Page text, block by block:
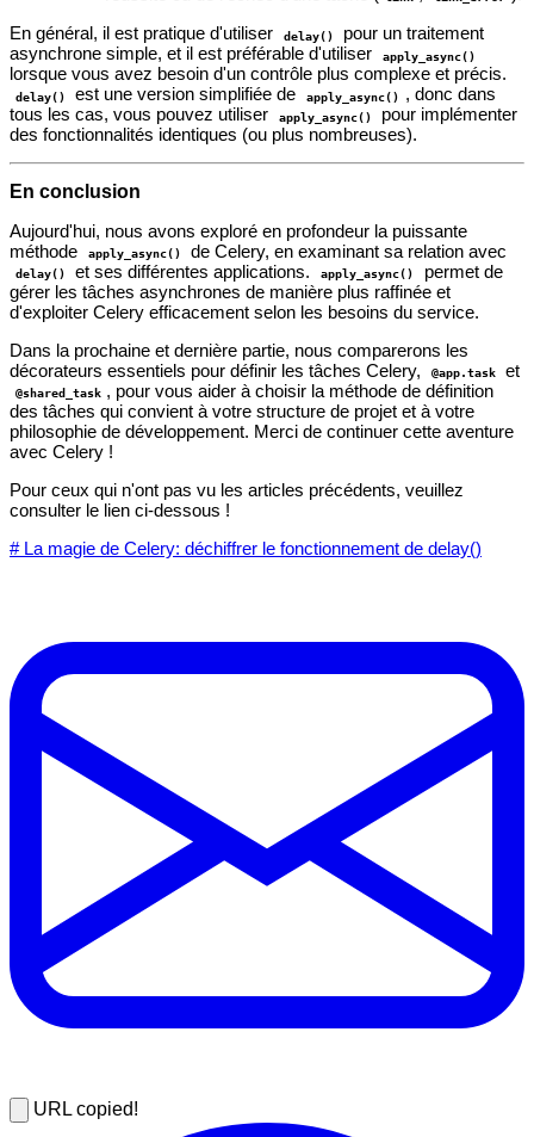
En général, il est pratique d'utiliser
delay()
pour un traitement
asynchrone simple, et il est préférable d'utiliser
apply_async()
lorsque vous avez besoin d'un contrôle plus complexe et précis.
delay() est une version simplifiée de apply_async() , donc dans
tous les cas, vous pouvez utiliser
apply_async()
pour implémenter
des fonctionnalités identiques (ou plus nombreuses).
En conclusion
Aujourd'hui, nous avons exploré en profondeur la puissante
méthode
apply_async() de Celery, en examinant sa relation avec
delay() et ses différentes applications. apply_async()
permet de
gérer les tâches asynchrones de manière plus raffinée et
d'exploiter Celery efficacement selon les besoins du service.
Dans la prochaine et dernière partie, nous comparerons les
décorateurs essentiels pour définir les tâches Celery,
@app.task et
@shared_task , pour vous aider à choisir la méthode de définition
des tâches qui convient à votre structure de projet et à votre
philosophie de développement. Merci de continuer cette aventure
avec Celery !
Pour ceux qui n'ont pas vu les articles précédents, veuillez
consulter le lien ci-dessous !
# La magie de Celery: déchiffrer le fonctionnement de delay()
URL copied!